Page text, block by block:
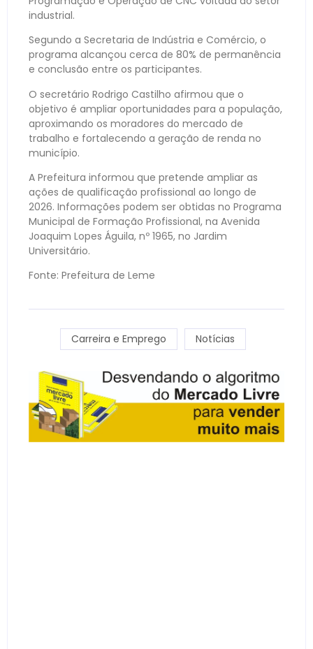
industrial.
Segundo a Secretaria de Indústria e Comércio, o
programa alcançou cerca de 80% de permanência
e conclusão entre os participantes.
O secretário Rodrigo Castilho afirmou que o
objetivo é ampliar oportunidades para a população,
aproximando os moradores do mercado de
trabalho e fortalecendo a geração de renda no
município.
A Prefeitura informou que pretende ampliar as
ações de qualificação profissional ao longo de
2026. Informações podem ser obtidas no Programa
Municipal de Formação Profissional, na Avenida
Joaquim Lopes Águila, nº 1965, no Jardim
Universitário.
Fonte: Prefeitura de Leme
Carreira e Emprego Notícias